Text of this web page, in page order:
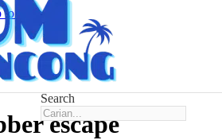
to footer
Search
escape